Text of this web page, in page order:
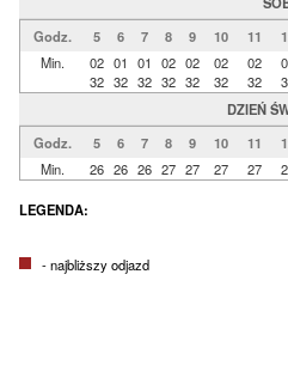
Godz.
5 6 7 8 9 10 11
Min.
02
32
01
32
01
32
02
32
02
32
02
32
02
32
DZIEŃ
Godz.
5 6 7 8 9 10 11
Min.
26 26 26 27 27 27 27
LEGENDA:
- najbliższy odjazd